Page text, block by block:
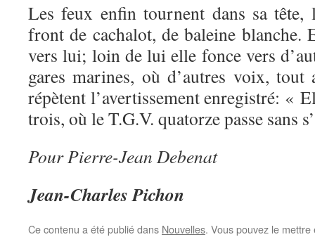
Les feux enfin tournent dans sa tête,
front de cachalot, de baleine blanche.
vers lui; loin de lui elle fonce vers
gares marines, où d’autres voix, tout
répètent l’avertissement enregistré: «
trois, où le T.G.V. quatorze passe sans
Pour Pierre-Jean Debenat
Jean-Charles Pichon
Ce contenu a été publié dans Nouvelles. Vous pouvez le